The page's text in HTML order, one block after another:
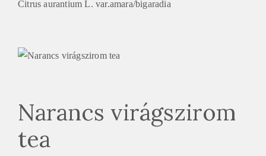
Citrus aurantium L. var.amara/bigaradia
Narancs virágszirom
tea